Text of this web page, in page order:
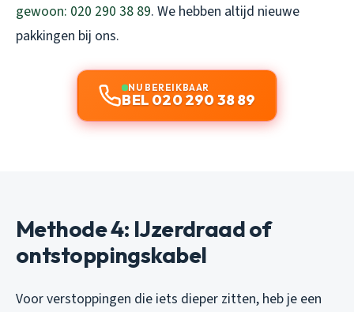
gewoon: 020 290 38 89. We hebben altijd nieuwe
pakkingen bij ons.
NU BEREIKBAAR
BEL 020 290 38 89
Methode 4: IJzerdraad of
ontstoppingskabel
Voor verstoppingen die iets dieper zitten, heb je een